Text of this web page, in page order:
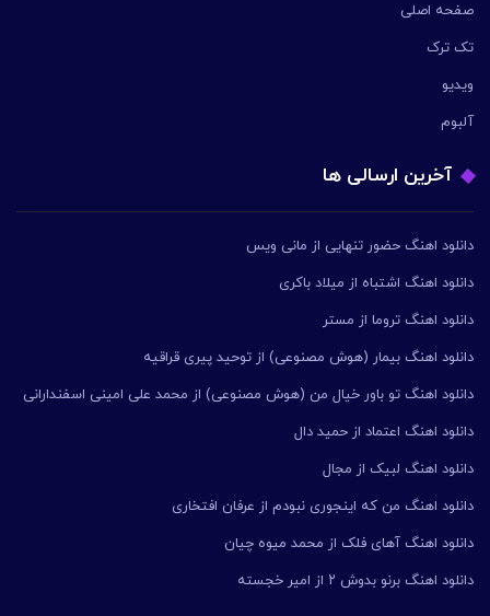
صفحه اصلی
تک ترک
ویدیو
آلبوم
آخرین ارسالی ها
دانلود اهنگ حضور تنهایی از مانی ویس
دانلود اهنگ اشتباه از میلاد باکری
دانلود اهنگ تروما از مستر
دانلود اهنگ بیمار (هوش مصنوعی) از توحید پیری قراقیه
دانلود اهنگ تو باور خیال من (هوش مصنوعی) از محمد علی امینی اسفندارانی
دانلود اهنگ اعتماد از حمید دال
دانلود اهنگ لبیک از مجال
دانلود اهنگ من که اینجوری نبودم از عرفان افتخاری
دانلود اهنگ آهای فلک از محمد میوه چیان
دانلود اهنگ برنو بدوش ۲ از امیر خجسته